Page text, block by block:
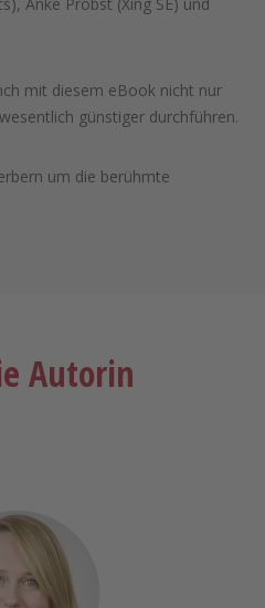
mit diesem eBook nicht nur
günstiger durchführen.
um die berühmte
Autorin